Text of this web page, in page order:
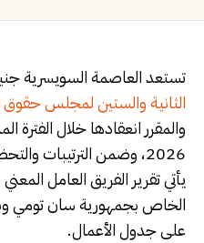
تستعد العاصمة السويسرية
الثانية والستين لمجلس حقوق
2026، وضمن الترتيبات
يأتي تقرير الفريق العامل
الخاص بجمهورية سان تومي
على جدول الأعمال.